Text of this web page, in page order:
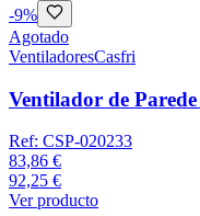
-9%
Agotado
VentiladoresCasfri
Ventilador de
Ref: CSP-020233
83,86 €
92,25 €
Ver producto